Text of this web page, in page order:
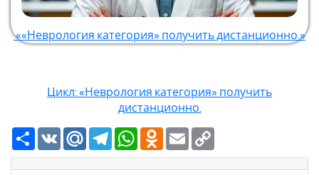
««Неврология категория» получить дистанционно.»
Цикл: «Неврология категория» получить
дистанционно.
Ресурс
VK Mail.RuTelegramWhatsAppOdnoklassniki
Email